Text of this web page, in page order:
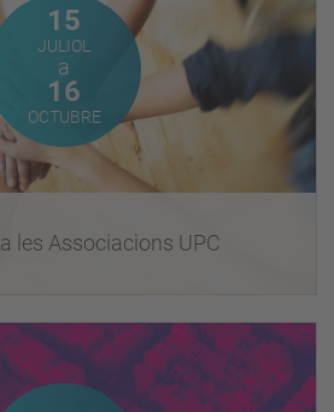
15 Juliol
JULIOL
a
16 Octubre
OCTUBRE
les Associacions UPC